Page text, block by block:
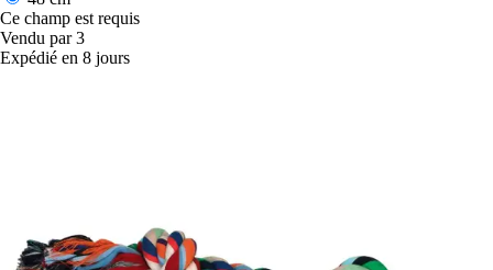
Ce champ est requis
Vendu par 3
Expédié en 8 jours